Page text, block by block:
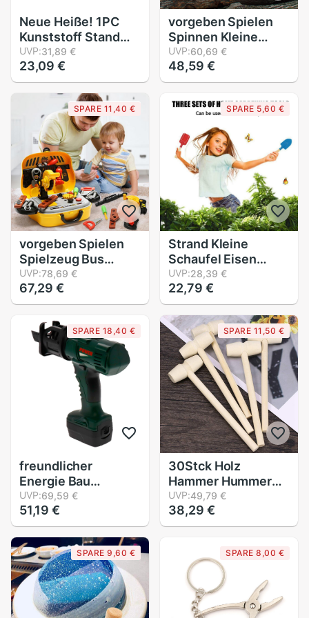
Neue Heiße! 1PC
Kunststoff Stand
Lupe Optische Linse
Lupe Lesen Für
freundlicher
UVP:31,89 €
23,09 €
vorgeben Spielen
Spinnen Kleine
Kettensäge mit
Klang Energie
Werkzeug Garten
Werkzeug
Simulation
Spielzeug für
freundlicher Jungen
UVP:60,69 €
48,59 €
SPARE 11,40 €
vorgeben Spielen
Spielzeug Bus
bilden Praktische
Fähigkeit Kunststoff
Schönheit Zubehör
vorgeben Spielen
Spielzeug für Eltern
UVP:78,69 €
67,29 €
SPARE 5,60 €
Strand Kleine
Schaufel Eisen
Strand Schaufel
freundlicher Strand
Spielzeug W5P5
UVP:28,39 €
22,79 €
SPARE 18,40 €
freundlicher
Energie Bau
Spielzeug
Kunststoff
Werkzeug
Kettensäge Mit
Klang vorgeben
Spielen
UVP:69,59 €
51,19 €
SPARE 11,50 €
30Stck Holz
Hammer Hummer
Schalentiere
Krabben Hartholz
Hammer Hammer
Jungen Mädchen
Leder Handwerk
Schmuck Machen
UVP:49,79 €
38,29 €
SPARE 9,60 € SPARE 8,00 €